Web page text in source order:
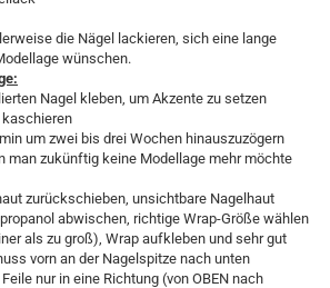
die Nägel lackieren, sich eine lange
wünschen.
Nagel kleben, um Akzente zu setzen
kaschieren
um zwei bis drei Wochen hinauszuzögern
man zukünftig keine Modellage mehr möchte
zurückschieben, unsichtbare Nagelhaut
abwischen, richtige Wrap-Größe wählen
als zu groß), Wrap aufkleben und sehr gut
vorn an der Nagelspitze nach unten
nur in eine Richtung (von OBEN nach